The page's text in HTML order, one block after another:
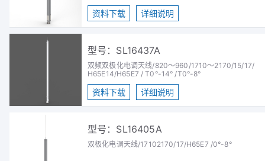
资料下载 详细说明
型号：SL16437A
双频双极化电调天线/820～960/1710～2170/15/17/
H65E14/H65E7 / T0°-14° /T0°-8°
资料下载 详细说明
型号：SL16405A
双极化电调天线/17102170/17/H65E7 /0°-8°